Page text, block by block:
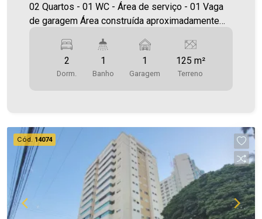
02 Quartos - 01 WC - Área de serviço - 01 Vaga
de garagem Área construída aproximadamente
Ativa possui hoje uma das maiores carteiras de
imóveis administrados da cidade, atuando com
excelência tanto na locação quanto na venda.
todavia, reservamo-nos o direito de corrigir
qualquer erro de digitação e/ou ortografia, bem
como alteração dos preços e imagens. Fotos
meramente ilustrativas.
2
Dorm.
1
Banho
1
Garagem
125 m²
Terreno
Cód. 14074